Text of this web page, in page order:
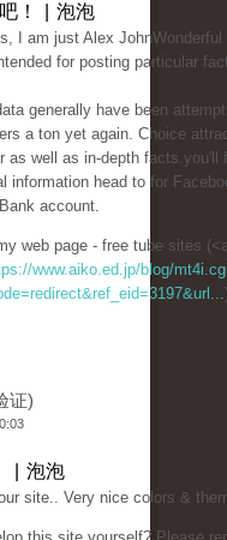
！ | 泡泡
I am just Alex
for posting particular
generally have been
a ton yet again. Choice
as well as in-depth facts.you'll
information head to for
account.
web page - free tube sites
www.aiko.ed.jp/blog/
证)
| 泡泡
site.. Very nice colors &